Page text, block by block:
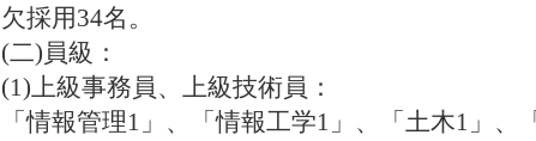
欠採用34名。
(二) 員級：
(1)上級事務員、上級技術員：
「情報管理1 」、「情報工学1 」、「 土木1 」、